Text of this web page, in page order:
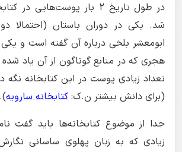
در طول تاریخ ۲ بار پوست‌هایی
شد. یکی در دوران باستان (احتمالا
هجری که در منابع گوناگون از آن یاد
تعداد زیادی پوست در این کتابخانه
(برای دانش بیشتر ن.ک: کتابخانه سارویه).
جدا از موضوع کتابخانه‌ها باید گفت
زیادی که به زبان پهلوی ساسانی